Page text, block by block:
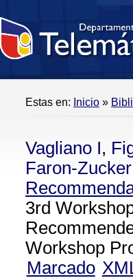
Estas en: Inicio »
Vagliano I,
Faron-
3rd
Workshop
Marcado